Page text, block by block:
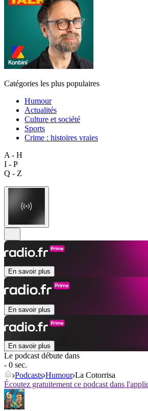
Catégories les plus populaires
Humour
Actualités
Culture et société
Sports
Crime : histoires vraies
A - H
I - P
Q - Z
En savoir plus
En savoir plus
En savoir plus
Le podcast débute dans
- 0 sec.
Podcasts Humour La Cotorrisa
Écoutez gratuitement ce podcast dans